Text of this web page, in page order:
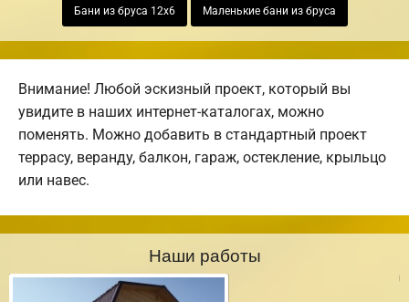
Бани из бруса 12х6 Маленькие бани из бруса
Внимание! Любой эскизный проект, который вы
увидите в наших интернет-каталогах, можно
поменять. Можно добавить в стандартный проект
террасу, веранду, балкон, гараж, остекление, крыльцо
или навес.
Наши работы